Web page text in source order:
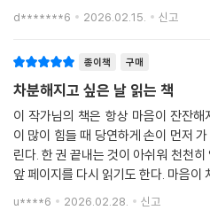
사랑을 겪어낸 나는 어떤 사람이 되었는
3장 「사랑이 있어 다행이라고」는 사랑
다. 결혼, 동반자, 일상, ‘보통의 좋음’
지속 가능한 형태로 다시 바라본다. 작
사건으로만 다루지 않는다. 대신 사랑
책임, 그리고 타인과 함께 늙어가는 상
않았거나, 떠나갔더라도 그 경험이 한
라🥹✨️지난 기억, 추억으로 더 단단
d*******6 2026.02.15. 신고
종이책 구매
차분해지고 싶은 날 읽는 책
이 작가님의 책은 항상 마음이 잔잔
이 많이 힘들 때 당연하게 손이 먼저
린다. 한 권 끝내는 것이 아쉬워 천천
앞 페이지를 다시 읽기도 한다. 마음이
u****6 2026.02.28. 신고